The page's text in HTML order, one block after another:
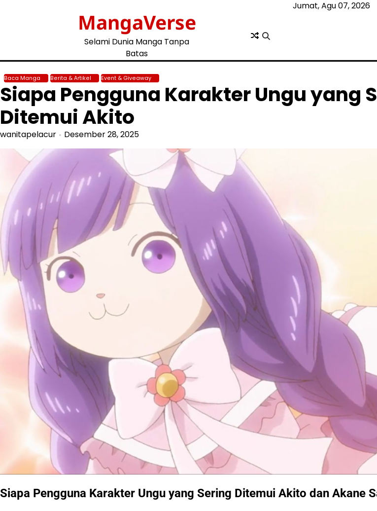
Jumat, Agu 07, 2026
MangaVerse
Selami Dunia Manga Tanpa
Batas
Baca Manga Berita & Artikel Event & Giveaway
Siapa Pengguna Karakter Ungu yang
Ditemui Akito
wanitapelacur Desember 28, 2025
Siapa Pengguna Karakter Ungu yang Sering Ditemui Akito dan Akane